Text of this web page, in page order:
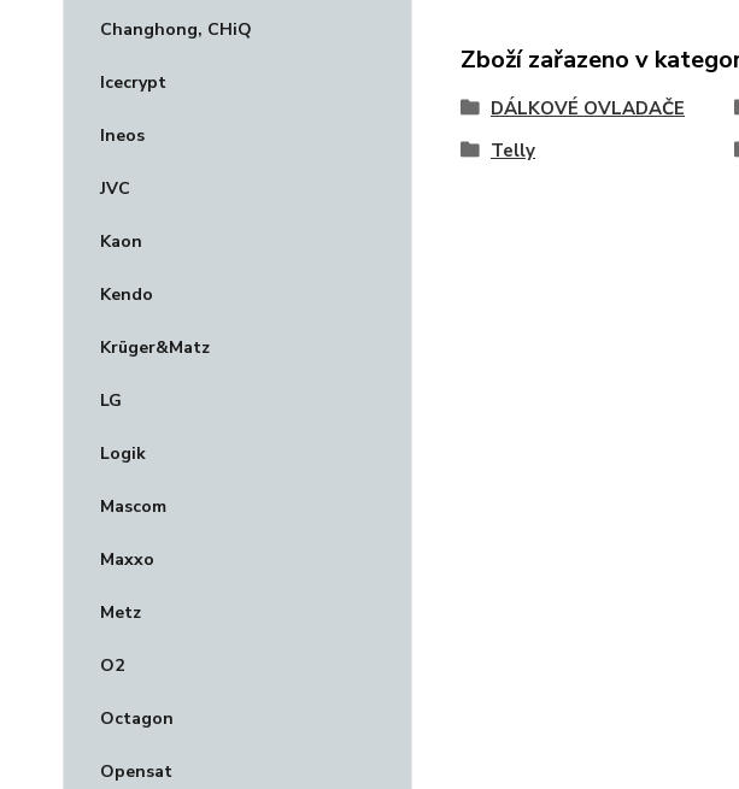
Changhong, CHiQ
Icecrypt
Ineos
JVC
Kaon
Kendo
Krüger&Matz
LG
Logik
Mascom
Maxxo
Metz
O2
Octagon
Opensat
Zboží zařazeno v
DÁLKOVÉ OVLADAČE
Telly